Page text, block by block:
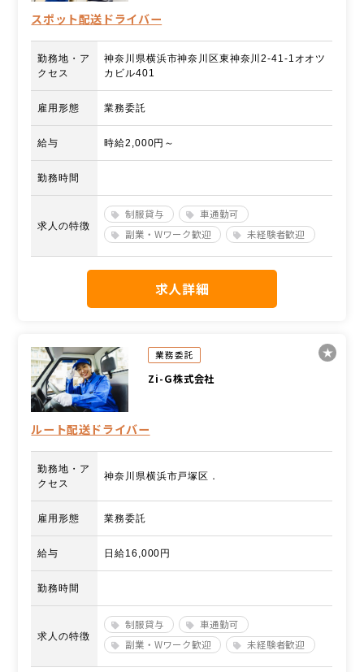
スポット配送ドライバー
勤務地・ア
クセス
神奈川県横浜市神奈川区東神奈川2-41-1オオツ
カビル401
雇用形態 業務委託
給与 時給2,000円～
勤務時間
求人の特徴
制服貸与
車通勤可
副業・Wワーク歓迎
未経験者歓迎
求人詳細
業務委託
Zi-G株式会社
ルート配送ドライバー
勤務地・ア
クセス
神奈川県横浜市戸塚区．
雇用形態 業務委託
給与 日給16,000円
勤務時間
求人の特徴
制服貸与
車通勤可
副業・Wワーク歓迎
未経験者歓迎